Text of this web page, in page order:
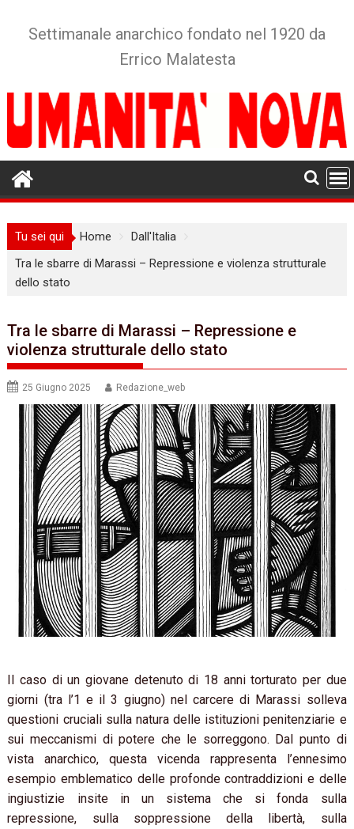
Settimanale anarchico fondato nel 1920 da
Errico Malatesta
Tu sei qui Home
Dall'Italia
Tra le sbarre di Marassi – Repressione e violenza strutturale
dello stato
Tra le sbarre di Marassi – Repressione e
violenza strutturale dello stato
25 Giugno 2025 Redazione_web
Il caso di un giovane detenuto di 18 anni torturato per due
giorni (tra l’1 e il 3 giugno) nel carcere di Marassi solleva
questioni cruciali sulla natura delle istituzioni penitenziarie e
sui meccanismi di potere che le sorreggono. Dal punto di
vista anarchico, questa vicenda rappresenta l’ennesimo
esempio emblematico delle profonde contraddizioni e delle
ingiustizie insite in un sistema che si fonda sulla
repressione, sulla soppressione della libertà, sulla